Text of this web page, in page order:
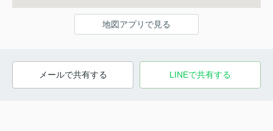
地図アプリで見る
メールで共有する LINEで共有する